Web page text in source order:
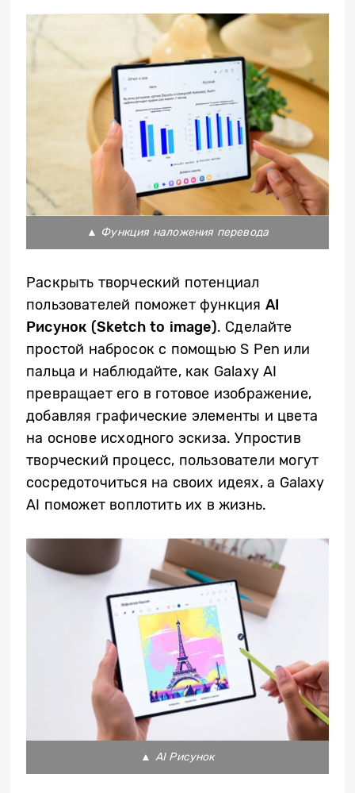
▲ Функция наложения перевода
Раскрыть творческий потенциал
пользователей поможет функция AI
Рисунок (Sketch to image). Cделайте
простой набросок с помощью S Pen или
пальца и наблюдайте, как Galaxy AI
превращает его в готовое изображение,
добавляя графические элементы и цвета
на основе исходного эскиза. Упростив
творческий процесс, пользователи могут
сосредоточиться на своих идеях, а Galaxy
AI поможет воплотить их в жизнь.
▲ AI Рисунок